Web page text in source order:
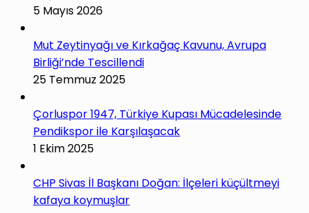
5 Mayıs 2026
Mut Zeytinyağı ve Kırkağaç Kavunu, Avrupa
Birliği’nde Tescillendi
25 Temmuz 2025
Çorluspor 1947, Türkiye Kupası Mücadelesinde
Pendikspor ile Karşılaşacak
1 Ekim 2025
CHP Sivas İl Başkanı Doğan: İlçeleri küçültmeyi
kafaya koymuşlar